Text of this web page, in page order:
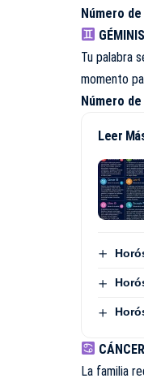
Número
GÉMINIS
Tu palabra
momento
Número
Leer
CÁNCER
La familia